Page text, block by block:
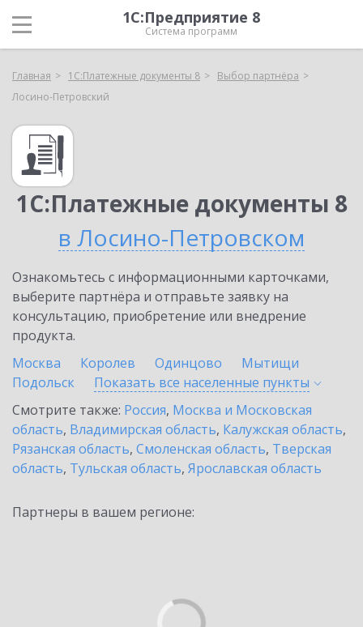
1С:Предприятие 8
Система программ
Главная 1С:Платежные документы 8
Выбор партнёра
Лосино-Петровский
1С:Платежные документы 8
в Лосино-Петровском
Ознакомьтесь с информационными карточками,
выберите партнёра и отправьте заявку на
консультацию, приобретение или внедрение
продукта.
Москва
Королев Одинцово
Мытищи
Подольск
Показать все населенные пункты
Смотрите также: Россия, Москва и Московская
область, Владимирская область, Калужская область,
Рязанская область, Смоленская область, Тверская
область, Тульская область, Ярославская область
Партнеры в вашем регионе: